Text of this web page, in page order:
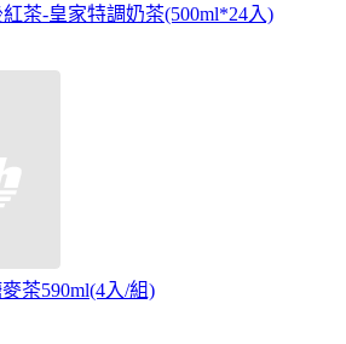
茶-皇家特調奶茶(500ml*24入)
茶590ml(4入/組)